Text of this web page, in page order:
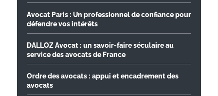
Avocat Paris : Un professionnel de confiance pour
défendre vos intérêts
DALLOZ Avocat : un savoir-faire séculaire au
service des avocats de France
Ordre des avocats : appui et encadrement des
avocats